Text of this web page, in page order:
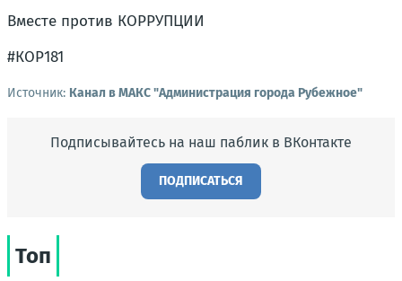
Вместе против КОРРУПЦИИ
#КОР181
Источник: Канал в МАКС "Администрация города Рубежное"
Подписывайтесь на наш паблик в ВКонтакте
ПОДПИСАТЬСЯ
Топ